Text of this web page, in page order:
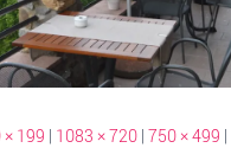
199 | 1083 × 720 | 750 × 499 |